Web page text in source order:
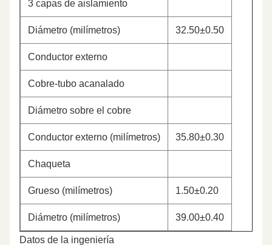
3 capas de aislamiento
Diámetro (milímetros) 32.50±0.50
Conductor externo
Cobre-tubo acanalado
Diámetro sobre el cobre
Conductor externo (milímetros) 35.80±0.30
Chaqueta
Grueso (milímetros) 1.50±0.20
Diámetro (milímetros) 39.00±0.40
Datos de la ingeniería